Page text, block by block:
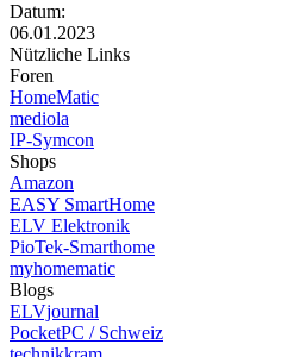
Datum:
06.01.2023
Nützliche Links
Foren
HomeMatic
mediola
IP-Symcon
Shops
Amazon
EASY SmartHome
ELV Elektronik
PioTek-Smarthome
myhomematic
Blogs
ELVjournal
PocketPC / Schweiz